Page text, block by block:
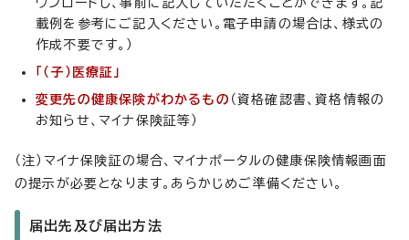
ウンロードし、事前に記入していただくことができます。記
載例を参考にご記入ください。電子申請の場合は、様式の
作成不要です。）
「（子）医療証」
変更先の健康保険がわかるもの （資格確認書、資格情報の
お知らせ、マイナ保険証等）
（注）マイナ保険証の場合、マイナポータルの健康保険情報画面
の提示が必要となります。あらかじめご準備ください。
届出先及び届出方法